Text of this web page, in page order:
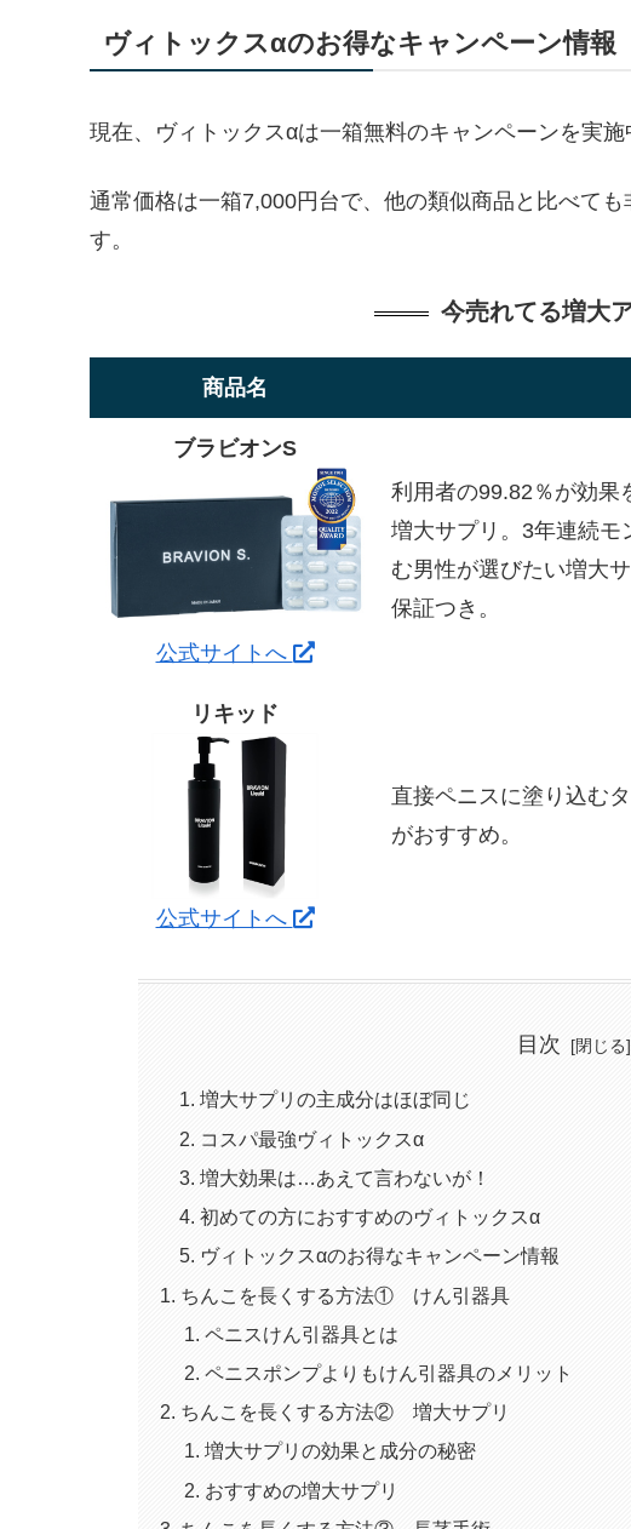
ヴィトックスαのお得なキャンペーン情報
現在、ヴィトックスαは一箱無料のキャンペーンを実施
通常価格は一箱7,000円台で、他の類似商品と比べて
す。
今売れてる増大
商品名
ブラビオンS
公式サイトへ
利用者の99.82％が効果
増大サプリ。3年連続モ
む男性が選びたい増大
保証つき。
リキッド
公式サイトへ
直接ペニスに塗り込む
がおすすめ。
目次
増大サプリの主成分はほぼ同じ
コスパ最強ヴィトックスα
増大効果は…あえて言わないが！
初めての方におすすめのヴィトックスα
ヴィトックスαのお得なキャンペーン情報
ちんこを長くする方法① けん引器具
ペニスけん引器具とは
ペニスポンプよりもけん引器具のメリット
ちんこを長くする方法② 増大サプリ
増大サプリの効果と成分の秘密
おすすめの増大サプリ